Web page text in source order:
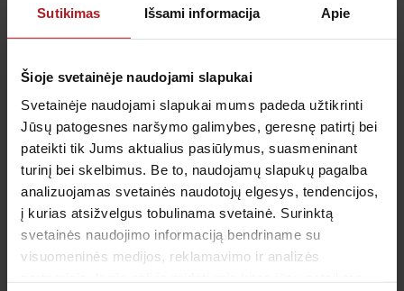
Sutikimas Išsami informacija Apie
Šioje svetainėje naudojami slapukai
Svetainėje naudojami slapukai mums padeda užtikrinti
Jūsų patogesnes naršymo galimybes, geresnę patirtį bei
pateikti tik Jums aktualius pasiūlymus, suasmeninant
turinį bei skelbimus. Be to, naudojamų slapukų pagalba
analizuojamas svetainės naudotojų elgesys, tendencijos,
į kurias atsižvelgus tobulinama svetainė. Surinktą
svetainės naudojimo informaciją bendriname su
visuomeninės medijos, reklamavimo ir analizės
Kas kiek laiko būtina profilaktiškai tikrintis sveikatą?
Kada metas skiepytis nuo gripo? Prenumeruokite
dėžutę atkeliautų laiku. Sulauksite ne tik naudingos
geriausių pasiūlymų bei akcijų.
Sutinku su privatumo politika
Patvirtinu, kad man yra 14 metų ar daugiau